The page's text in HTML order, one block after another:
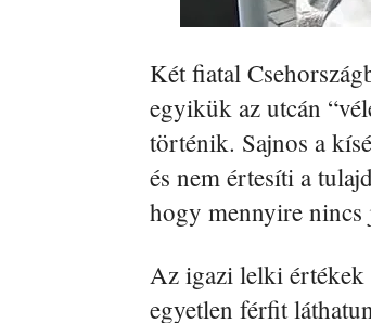
Két fiatal
egyikük az utcán
történik. Sajnos a
és nem értesíti a
hogy mennyire nincs
Az igazi lelki értékek
egyetlen férfit